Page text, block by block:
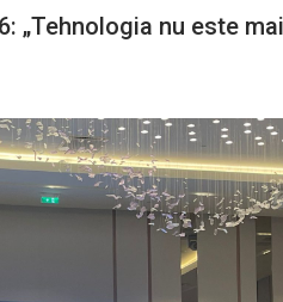
„Tehnologia nu este